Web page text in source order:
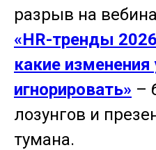
разрыв на
«HR-тренды
какие
игнорировать» –
лозунгов и
тумана.